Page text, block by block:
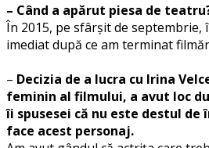
– Când a apărut piesa de
În 2015, pe sfârșit de septembrie,
imediat după ce am terminat
– Decizia de a lucra cu Irina
feminin al filmului, a avut loc
îi spusesei că nu este destul de
face acest personaj.